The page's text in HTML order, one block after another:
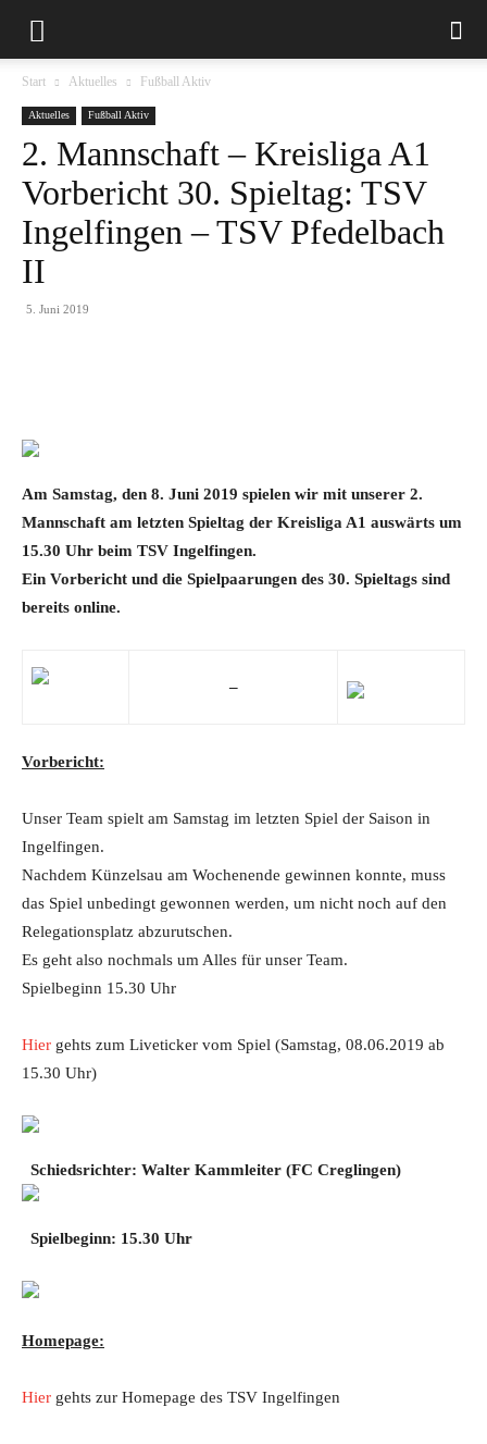
Start Aktuelles Fußball Aktiv
Aktuelles Fußball Aktiv
2. Mannschaft – Kreisliga A1
Vorbericht 30. Spieltag: TSV
Ingelfingen – TSV Pfedelbach
II
5. Juni 2019
Am Samstag, den 8. Juni 2019 spielen wir mit unserer 2.
Mannschaft am letzten Spieltag der Kreisliga A1 auswärts um
15.30 Uhr beim TSV Ingelfingen.
Ein Vorbericht und die Spielpaarungen des 30. Spieltags sind
bereits online.
–
Vorbericht:
Unser Team spielt am Samstag im letzten Spiel der Saison in
Ingelfingen.
Nachdem Künzelsau am Wochenende gewinnen konnte, muss
das Spiel unbedingt gewonnen werden, um nicht noch auf den
Relegationsplatz abzurutschen.
Es geht also nochmals um Alles für unser Team.
Spielbeginn 15.30 Uhr
Hier gehts zum Liveticker vom Spiel (Samstag, 08.06.2019 ab
15.30 Uhr)
Schiedsrichter: Walter Kammleiter (FC Creglingen)
Spielbeginn: 15.30 Uhr
Homepage:
Hier gehts zur Homepage des TSV Ingelfingen